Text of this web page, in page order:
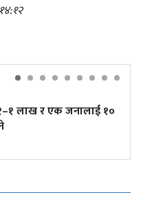
१४:१२
लाख र एक जनालाई १०